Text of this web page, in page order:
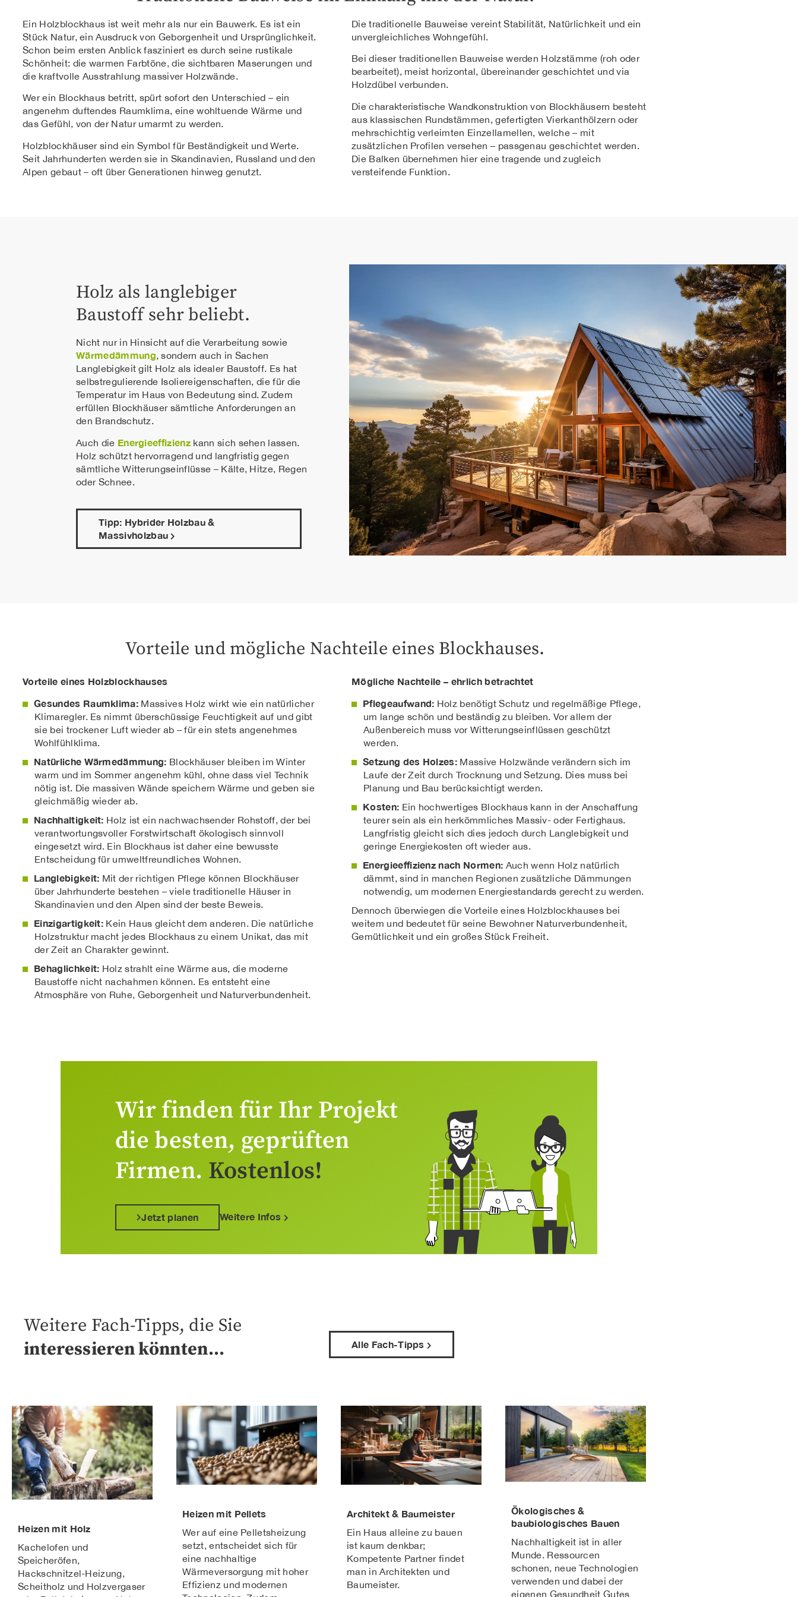
Ein Holzblockhaus ist weit mehr als nur ein Bauwerk. Es ist ein
Stück Natur, ein Ausdruck von Geborgenheit und Ursprünglichkeit.
Schon beim ersten Anblick fasziniert es durch seine rustikale
Schönheit: die warmen Farbtöne, die sichtbaren Maserungen und
die kraftvolle Ausstrahlung massiver Holzwände.
Wer ein Blockhaus betritt, spürt sofort den Unterschied – ein
angenehm duftendes Raumklima, eine wohltuende Wärme und
das Gefühl, von der Natur umarmt zu werden.
Holzblockhäuser sind ein Symbol für Beständigkeit und Werte.
Seit Jahrhunderten werden sie in Skandinavien, Russland und den
Alpen gebaut – oft über Generationen hinweg genutzt.
Die traditionelle Bauweise vereint Stabilität, Natürlichkeit und ein
unvergleichliches Wohngefühl.
Bei dieser traditionellen Bauweise werden Holzstämme (roh oder
bearbeitet), meist horizontal, übereinander geschichtet und via
Holzdübel verbunden.
Die charakteristische Wandkonstruktion von Blockhäusern besteht
aus klassischen Rundstämmen, gefertigten Vierkanthölzern oder
mehrschichtig verleimten Einzellamellen, welche – mit
zusätzlichen Profilen versehen – passgenau geschichtet werden.
Die Balken übernehmen hier eine tragende und zugleich
versteifende Funktion.
Holz als langlebiger
Baustoff sehr beliebt.
Nicht nur in Hinsicht auf die Verarbeitung sowie
Wärmedämmung, sondern auch in Sachen
Langlebigkeit gilt Holz als idealer Baustoff. Es hat
selbstregulierende Isoliereigenschaften, die für die
Temperatur im Haus von Bedeutung sind. Zudem
erfüllen Blockhäuser sämtliche Anforderungen an
den Brandschutz.
Auch die Energieeffizienz kann sich sehen lassen.
Holz schützt hervorragend und langfristig gegen
sämtliche Witterungseinflüsse – Kälte, Hitze, Regen
oder Schnee.
Tipp: Hybrider Holzbau &
Massivholzbau
Vorteile und mögliche Nachteile eines Blockhauses.
Vorteile eines Holzblockhauses
Gesundes Raumklima: Massives Holz wirkt wie ein natürlicher
Klimaregler. Es nimmt überschüssige Feuchtigkeit auf und gibt
sie bei trockener Luft wieder ab – für ein stets angenehmes
Wohlfühlklima.
Natürliche Wärmedämmung: Blockhäuser bleiben im Winter
warm und im Sommer angenehm kühl, ohne dass viel Technik
nötig ist. Die massiven Wände speichern Wärme und geben sie
gleichmäßig wieder ab.
Nachhaltigkeit: Holz ist ein nachwachsender Rohstoff, der bei
verantwortungsvoller Forstwirtschaft ökologisch sinnvoll
eingesetzt wird. Ein Blockhaus ist daher eine bewusste
Entscheidung für umweltfreundliches Wohnen.
Langlebigkeit: Mit der richtigen Pflege können Blockhäuser
über Jahrhunderte bestehen – viele traditionelle Häuser in
Skandinavien und den Alpen sind der beste Beweis.
Einzigartigkeit: Kein Haus gleicht dem anderen. Die natürliche
Holzstruktur macht jedes Blockhaus zu einem Unikat, das mit
der Zeit an Charakter gewinnt.
Behaglichkeit: Holz strahlt eine Wärme aus, die moderne
Baustoffe nicht nachahmen können. Es entsteht eine
Atmosphäre von Ruhe, Geborgenheit und Naturverbundenheit.
Mögliche Nachteile – ehrlich betrachtet
Pflegeaufwand: Holz benötigt Schutz und regelmäßige Pflege,
um lange schön und beständig zu bleiben. Vor allem der
Außenbereich muss vor Witterungseinflüssen geschützt
werden.
Setzung des Holzes: Massive Holzwände verändern sich im
Laufe der Zeit durch Trocknung und Setzung. Dies muss bei
Planung und Bau berücksichtigt werden.
Kosten: Ein hochwertiges Blockhaus kann in der Anschaffung
teurer sein als ein herkömmliches Massiv- oder Fertighaus.
Langfristig gleicht sich dies jedoch durch Langlebigkeit und
geringe Energiekosten oft wieder aus.
Energieeffizienz nach Normen: Auch wenn Holz natürlich
dämmt, sind in manchen Regionen zusätzliche Dämmungen
notwendig, um modernen Energiestandards gerecht zu werden.
Dennoch überwiegen die Vorteile eines Holzblockhauses bei
weitem und bedeutet für seine Bewohner Naturverbundenheit,
Gemütlichkeit und ein großes Stück Freiheit.
Wir finden für Ihr Projekt
die besten, geprüften
Firmen. Kostenlos!
Jetzt planen Weitere Infos
Weitere Fach-Tipps, die Sie
interessieren könnten…
Alle Fach-Tipps
Heizen mit Holz
Kachelofen und
Speicheröfen,
Hackschnitzel-Heizung,
Scheitholz und Holzvergaser
Heizen mit Pellets
Wer auf eine Pelletsheizung
setzt, entscheidet sich für
eine nachhaltige
Wärmeversorgung mit hoher
Effizienz und modernen
Architekt & Baumeister
Ein Haus alleine zu bauen
ist kaum denkbar;
Kompetente Partner findet
man in Architekten und
Baumeister.
Ökologisches &
baubiologisches Bauen
Nachhaltigkeit ist in aller
Munde. Ressourcen
schonen, neue Technologien
verwenden und dabei der
eigenen Gesundheit Gutes